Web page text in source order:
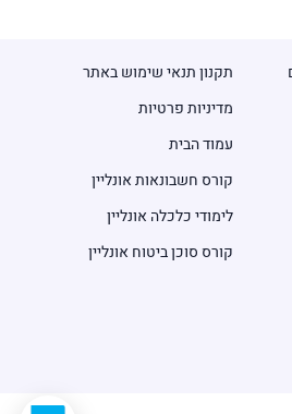
תקנון תנאי שימוש באתר
מדיניות פרטיות
עמוד הבית
קורס חשבונאות אונליין
לימודי כלכלה אונליין
קורס סוכן ביטוח אונליין